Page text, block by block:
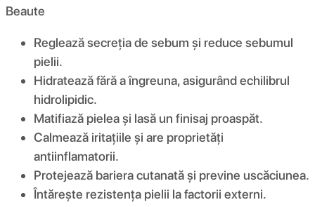
Beaute
Reglează secreția de sebum și reduce sebumul
pielii.
Hidratează fără a îngreuna, asigurând echilibrul
hidrolipidic.
Matifiază pielea și lasă un finisaj proaspăt.
Calmează iritațiile și are proprietăți
antiinflamatorii.
Protejează bariera cutanată și previne uscăciunea.
Întărește rezistența pielii la factorii externi.